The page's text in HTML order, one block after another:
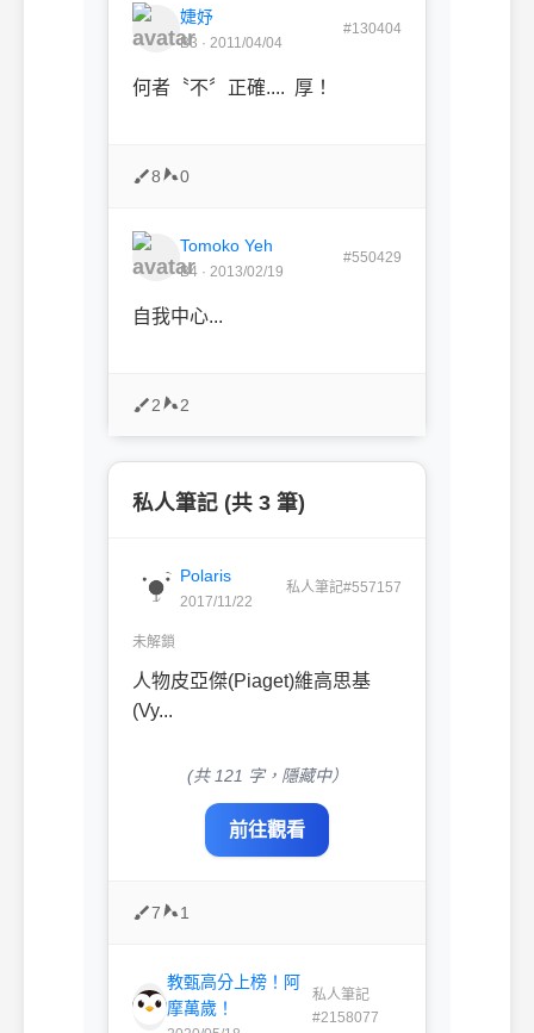
婕妤
B3 · 2011/04/04
#130404
何者〝不〞正確.... 厚！
8 0
Tomoko Yeh
B4 · 2013/02/19
#550429
自我中心...
2 2
私人筆記 (共 3 筆)
Polaris
2017/11/22
私人筆記#557157
未解鎖
人物皮亞傑(Piaget)維高思基
(Vy...
(共 121 字，隱藏中）
前往觀看
7 1
教甄高分上榜！阿
摩萬歲！
私人筆記
#2158077